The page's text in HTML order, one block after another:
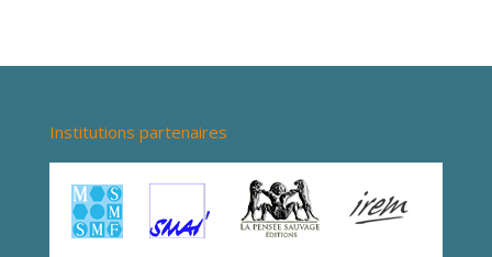
Institutions partenaires